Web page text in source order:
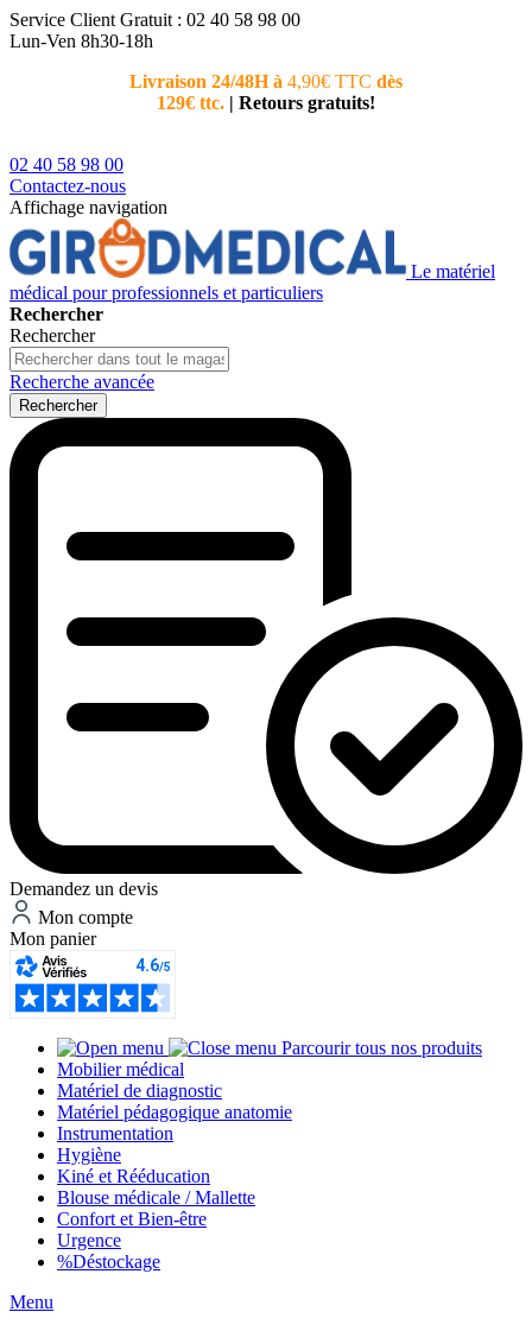
Service Client Gratuit : 02 40 58 98 00
Lun-Ven 8h30-18h
Livraison 24/48H à 4,90€ TTC dès
129€ ttc. | Retours gratuits!
02 40 58 98 00
Contactez-nous
Affichage navigation
Le matériel
médical pour professionnels et particuliers
Rechercher
Rechercher
Recherche avancée
Rechercher
Demandez un devis
Mon compte
Mon panier
Parcourir tous nos produits
Mobilier médical
Matériel de diagnostic
Matériel pédagogique anatomie
Instrumentation
Hygiène
Kiné et Rééducation
Blouse médicale / Mallette
Confort et Bien-être
Urgence
%Déstockage
Menu